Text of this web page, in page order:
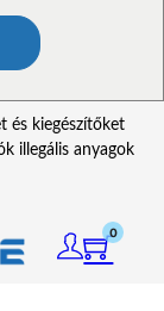
és kiegészítőket
illegális anyagok
0